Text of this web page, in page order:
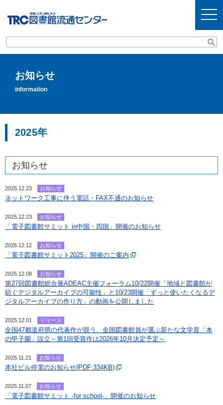
t
o
g
l
e
お知らせ
information
2025年
お知らせ
2025.12.23 お知らせ
ネットワーク工事に伴う電話・FAX不通のお知らせ
2025.12.23 お知らせ
「電子図書館サミット in中国・四国」開催のお知らせ
2025.12.12 お知らせ
「電子図書館サミット2025」開催のご案内
2025.12.08 お知らせ
第27回図書館総合展ADEAC主催フォーラム10/22開催「地域と図書館が
紡ぐデジタルアーカイブの可能性」と10/23開催「ずっと使いたくなるデ
ジタルアーカイブの作り方」の動画を公開しました
2025.12.01 リリース
全国47都道府県の代表作が競う、全国図書館員が選ぶ新たな文学賞「本
の甲子園」設立～第1回受賞作は2026年10月決定予定～
2025.11.21 お知らせ
本社ビル停電のお知らせ(PDF:334KB)
2025.11.07 お知らせ
「電子図書館サミット -for school-」開催のお知らせ